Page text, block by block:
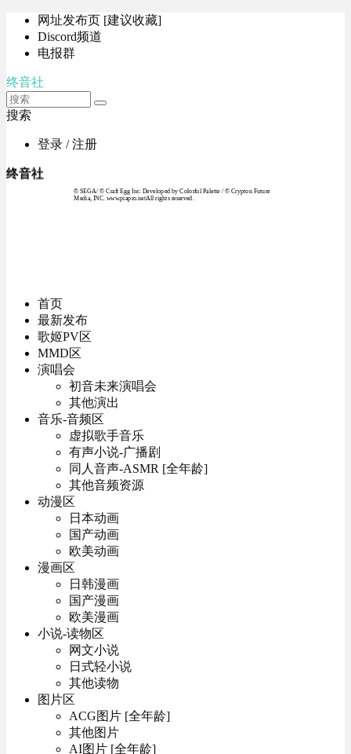
网址发布页 [建议收藏]
Discord频道
电报群
终音社
搜索
登录 / 注册
终音社
© SEGA / © Craft Egg Inc. Developed by Colorful Palette / © Crypton Future
Media, INC. www.piapro.netAll rights reserved.
首页
最新发布
歌姬PV区
MMD区
演唱会
初音未来演唱会
其他演出
音乐-音频区
虚拟歌手音乐
有声小说-广播剧
同人音声-ASMR [全年龄]
其他音频资源
动漫区
日本动画
国产动画
欧美动画
漫画区
日韩漫画
国产漫画
欧美漫画
小说-读物区
网文小说
日式轻小说
其他读物
图片区
ACG图片 [全年龄]
其他图片
AI图片 [全年龄]